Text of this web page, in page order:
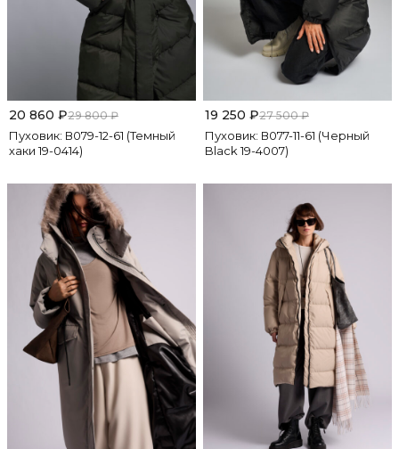
Пуховик: В079-12-61 (Темный
хаки 19-0414)
20 860 ₽29 800₽
Пуховик: В077-11-61 (Черный
Black 19-4007)
19 250 ₽27 500₽